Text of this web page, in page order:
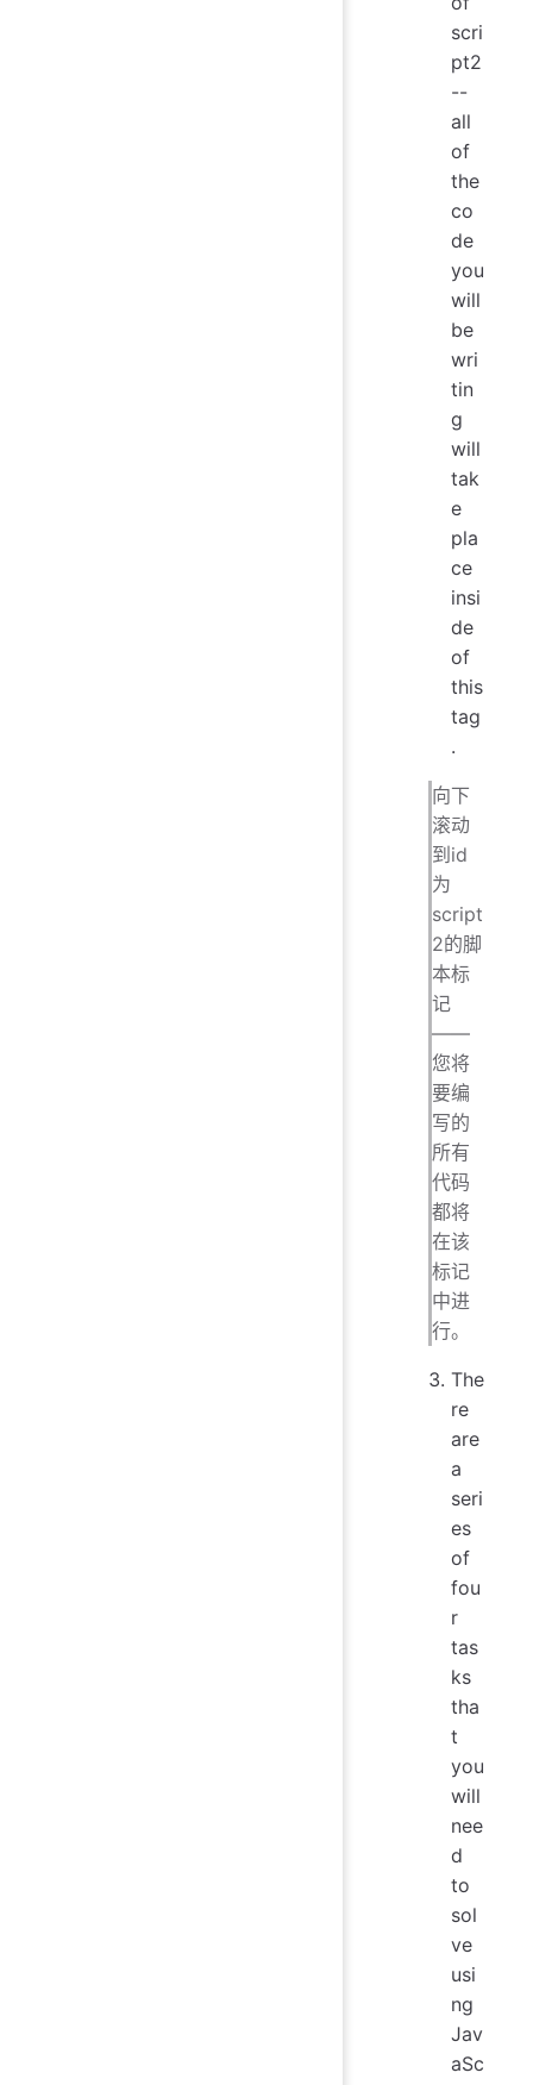
scri
pt2
--
all
of
the
co
de
you
will
be
wri
tin
g
will
tak
e
pla
ce
insi
de
of
this
tag
.
向下
滚动
到id
为
script
2的脚
本标
记
——
您将
要编
写的
所有
代码
都将
在该
标记
中进
行。
The
re
are
a
seri
es
of
fou
r
tas
ks
tha
t
you
will
nee
d
to
sol
ve
usi
ng
Jav
aSc